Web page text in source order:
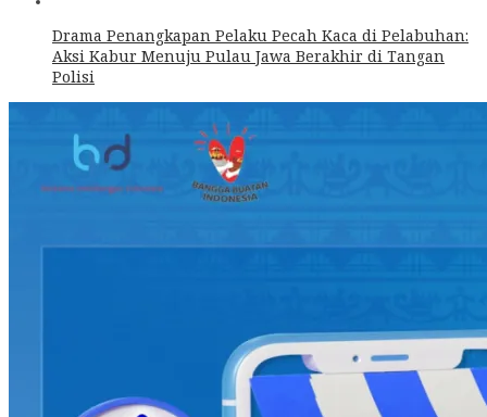
Drama Penangkapan Pelaku Pecah Kaca di Pelabuhan:
Aksi Kabur Menuju Pulau Jawa Berakhir di Tangan
Polisi